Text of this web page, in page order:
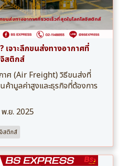
เจาะลึกขนส่งทางอากาศที่
สติกส์
าศ (Air Freight) วิธีขนส่งที่
ค้ามูลค่าสูงและธุรกิจที่ต้องการ
.ย. 2025
สติกส์